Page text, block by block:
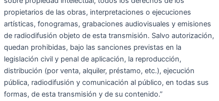
propietarios de las obras, interpretaciones o ejecuciones
artísticas, fonogramas, grabaciones audiovisuales y emisiones
de radiodifusión objeto de esta transmisión. Salvo autorización,
quedan prohibidas, bajo las sanciones previstas en la
legislación civil y penal de aplicación, la reproducción,
distribución (por venta, alquiler, préstamo, etc.), ejecución
pública, radiodifusión y comunicación al público, en todas sus
formas, de esta transmisión y de su contenido.”